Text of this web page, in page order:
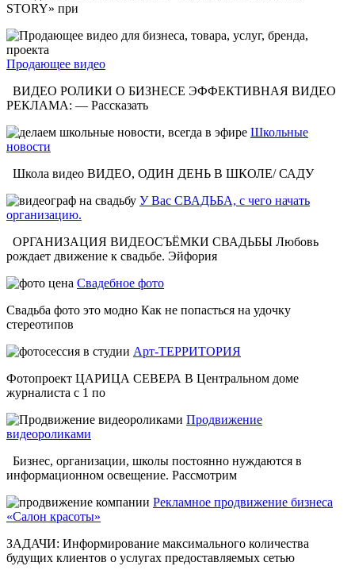
STORY» при
Продающее видео
ВИДЕО РОЛИКИ О БИЗНЕСЕ ЭФФЕКТИВНАЯ ВИДЕО
РЕКЛАМА: — Рассказать
Школьные
новости
Школа видео ВИДЕО, ОДИН ДЕНЬ В ШКОЛЕ/ САДУ
У Вас СВАДЬБА, с чего начать
организацию.
ОРГАНИЗАЦИЯ ВИДЕОСЪЁМКИ СВАДЬБЫ Любовь
рождает движение к свадьбе. Эйфория
Свадебное фото
Свадьба фото это модно Как не попасться на удочку
стереотипов
Арт-ТЕРРИТОРИЯ
Фотопроект ЦАРИЦА СЕВЕРА В Центральном доме
журналиста с 1 по
Продвижение
видеороликами
Бизнес, организации, школы постоянно нуждаются в
информационном освещение. Рассмотрим
Рекламное продвижение бизнеса
«Салон красоты»
ЗАДАЧИ: Информирование максимального количества
будущих клиентов о услугах предоставляемых сетью